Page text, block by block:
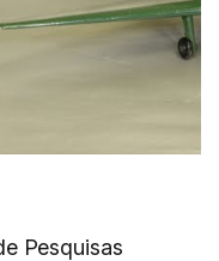
Pesquisas